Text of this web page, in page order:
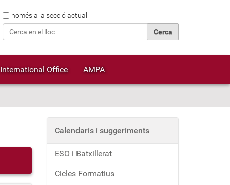
Cercanomés a la secció actual
International Office AMPA
Calendaris i suggeriments
ESO i Batxillerat
Cicles Formatius